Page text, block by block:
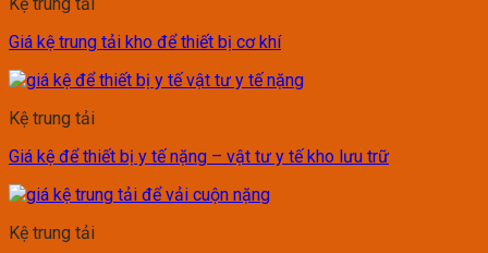
Kệ trung tải
Giá kệ trung tải kho để thiết bị cơ khí
Kệ trung tải
Giá kệ để thiết bị y tế nặng – vật tư y tế kho lưu trữ
Kệ trung tải